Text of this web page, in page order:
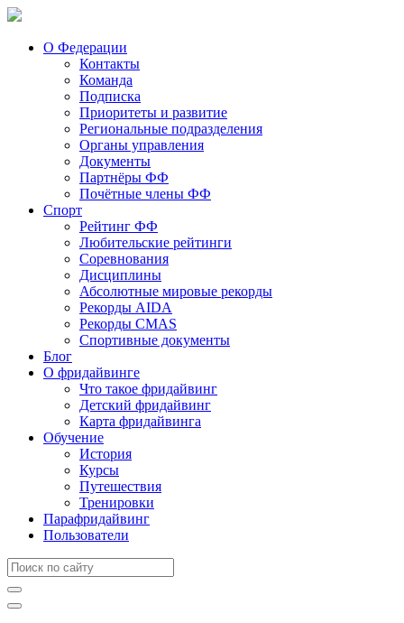
О Федерации
Контакты
Команда
Подписка
Приоритеты и развитие
Региональные подразделения
Органы управления
Документы
Партнёры ФФ
Почётные члены ФФ
Спорт
Рейтинг ФФ
Любительские рейтинги
Соревнования
Дисциплины
Абсолютные мировые рекорды
Рекорды AIDA
Рекорды CMAS
Спортивные документы
Блог
О фридайвинге
Что такое фридайвинг
Детский фридайвинг
Карта фридайвинга
Обучение
История
Курсы
Путешествия
Тренировки
Парафридайвинг
Пользователи